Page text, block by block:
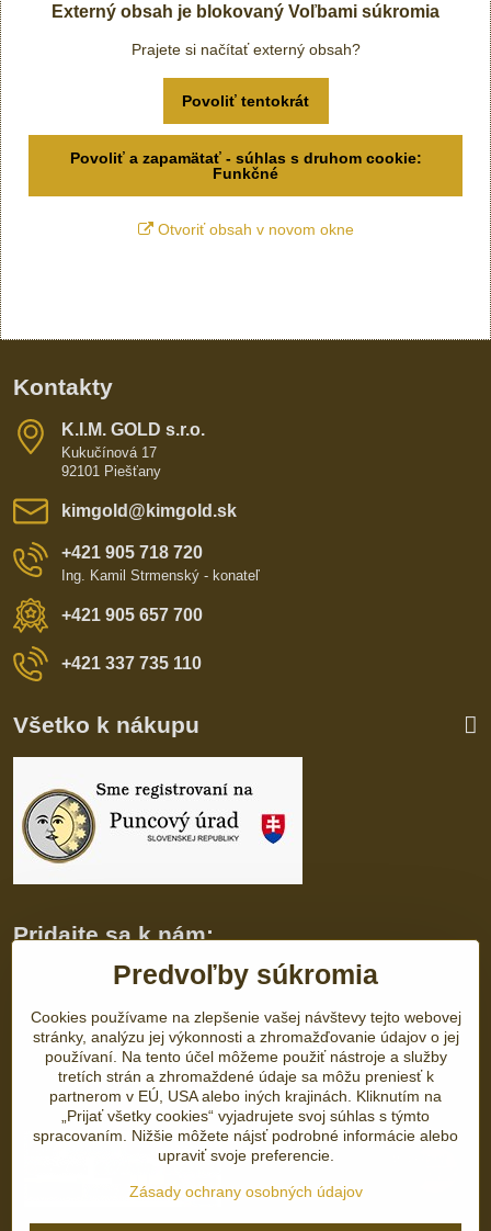
Externý obsah je blokovaný Voľbami súkromia
Prajete si načítať externý obsah?
Povoliť tentokrát
Povoliť a zapamätať - súhlas s druhom cookie:
Funkčné
Otvoriť obsah v novom okne
Kontakty
K​​.I​​.M​​. GOLD s​​.r​​.o​​.
Kukučínová 17
92101 Piešťany
kimgold​@kimgold​.sk
+421 905 718 720
Ing. Kamil Strmenský - konateľ
+421 905 657 700
+421 337 735 110
Všetko k nákupu
Pridajte sa k nám:
Instagram
Otváracie hodiny
PO-PIA10:00-17:00
SO-NEZatvorené
Predvoľby súkromia
Cookies používame na zlepšenie vašej návštevy tejto webovej
stránky, analýzu jej výkonnosti a zhromažďovanie údajov o jej
používaní. Na tento účel môžeme použiť nástroje a služby
tretích strán a zhromaždené údaje sa môžu preniesť k
partnerom v EÚ, USA alebo iných krajinách. Kliknutím na
„Prijať všetky cookies“ vyjadrujete svoj súhlas s týmto
spracovaním. Nižšie môžete nájsť podrobné informácie alebo
upraviť svoje preferencie.
Zásady ochrany osobných údajov